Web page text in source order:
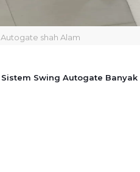
shah Alam
Swing Autogate Banyak